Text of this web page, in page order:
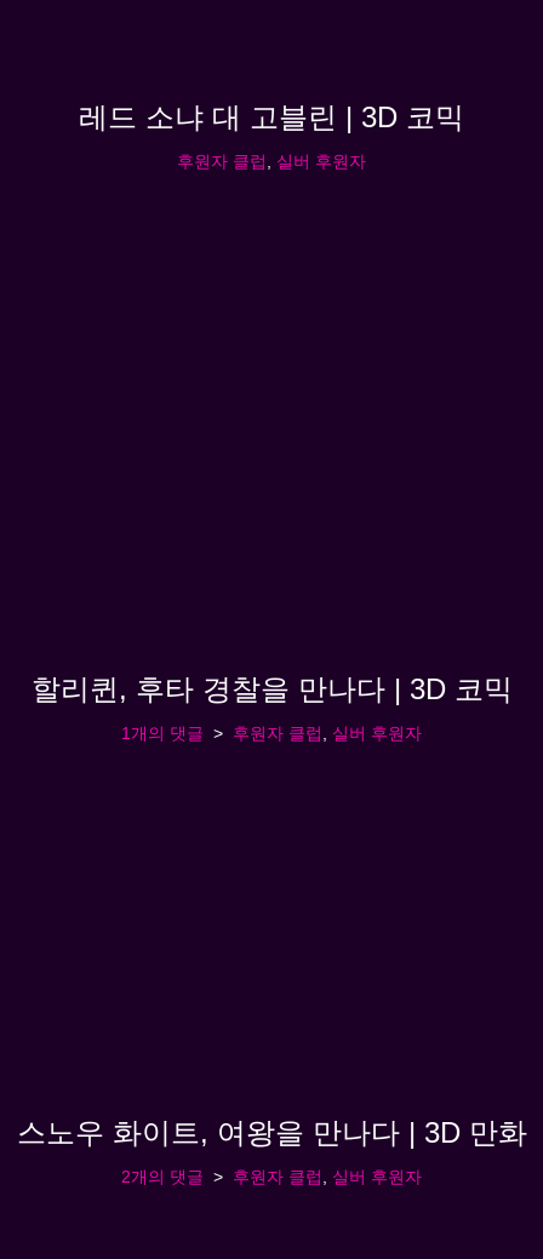
레드 소냐 대 고블린 | 3D 코믹
후원자 클럽 실버 후원자
할리퀸, 후타 경찰을 만나다 | 3D 코믹
1개의 댓글 후원자 클럽 , 실버 후원자
스노우 화이트, 여왕을 만나다 | 3D 만화
2개의 댓글 후원자 클럽 실버 후원자